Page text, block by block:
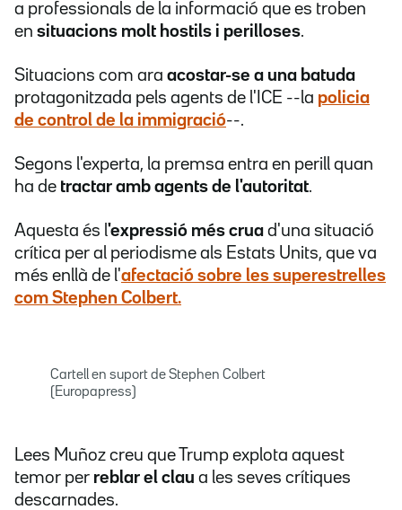
a professionals de la informació que es troben
en situacions molt hostils i perilloses.
Situacions com ara acostar-se a una batuda
protagonitzada pels agents de l'ICE --la policia
de control de la immigració--.
Segons l'experta, la premsa entra en perill quan
ha de tractar amb agents de l'autoritat.
Aquesta és l'expressió més crua d'una situació
crítica per al periodisme als Estats Units, que va
més enllà de l'afectació sobre les superestrelles
com Stephen Colbert.
Cartell en suport de Stephen Colbert
(Europapress)
Lees Muñoz creu que Trump explota aquest
temor per reblar el clau a les seves crítiques
descarnades.